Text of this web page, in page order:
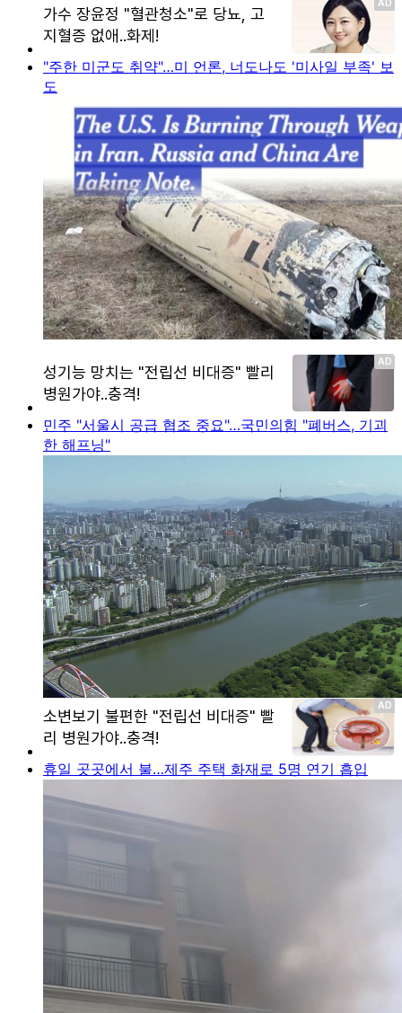
"주한 미군도 취약"…미 언론, 너도나도 '미사일 부족' 보
도
민주 "서울시 공급 협조 중요"…국민의힘 "폐버스, 기괴
한 해프닝"
휴일 곳곳에서 불…제주 주택 화재로 5명 연기 흡입